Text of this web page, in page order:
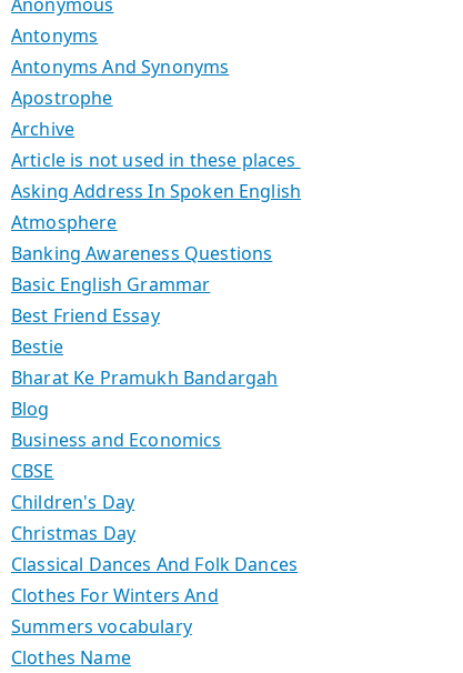
Antonyms
Antonyms And Synonyms
Apostrophe
Archive
Article is not used in these places
Asking Address In Spoken English
Atmosphere
Banking Awareness Questions
Basic English Grammar
Best Friend Essay
Bestie
Bharat Ke Pramukh Bandargah
Blog
Business and Economics
CBSE
Children's Day
Christmas Day
Classical Dances And Folk Dances
Clothes For Winters And
Summers vocabulary
Clothes Name